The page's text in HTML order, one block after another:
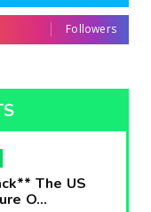
Followers
The US
O...